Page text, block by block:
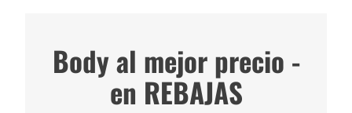
Body al mejor precio -
en REBAJAS